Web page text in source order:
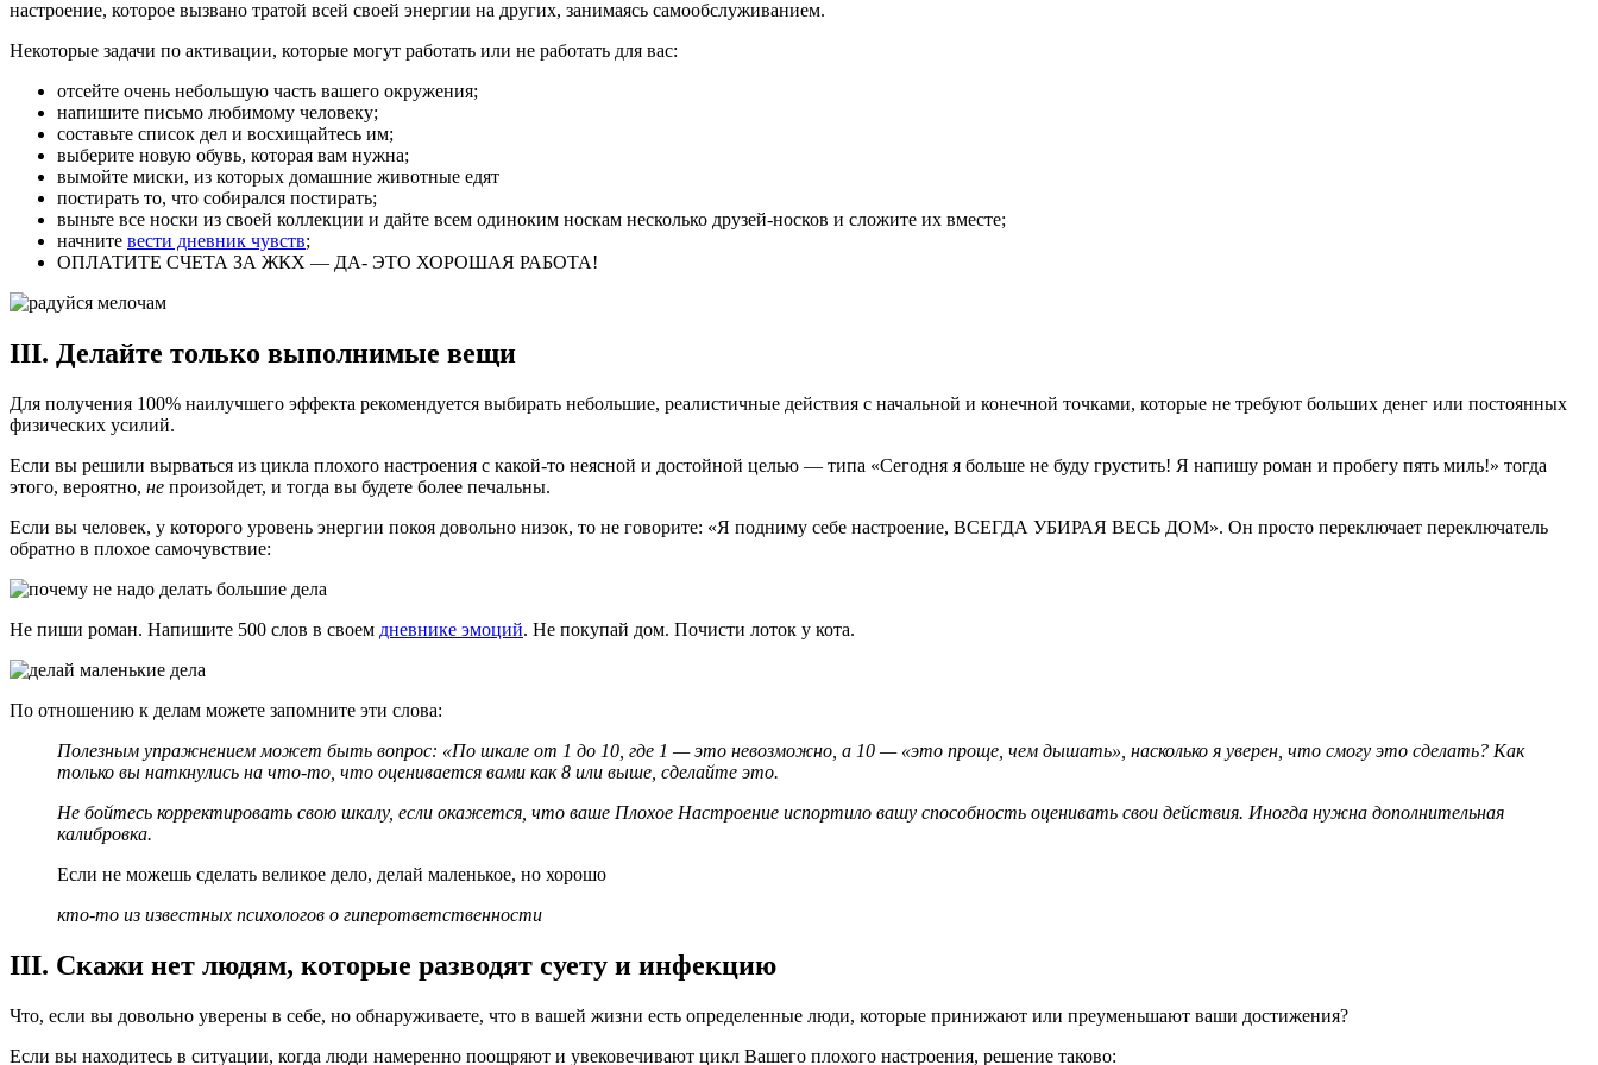
настроение, которое вызвано тратой всей своей энергии на других, занимаясь самообслуживанием.
Некоторые задачи по активации, которые могут работать или не работать для вас:
отсейте очень небольшую часть вашего окружения;
напишите письмо любимому человеку;
составьте список дел и восхищайтесь им;
выберите новую обувь, которая вам нужна;
вымойте миски, из которых домашние животные едят
постирать то, что собирался постирать;
выньте все носки из своей коллекции и дайте всем одиноким носкам несколько друзей-носков и сложите их вместе;
начните вести дневник чувств;
ОПЛАТИТЕ СЧЕТА ЗА ЖКХ — ДА- ЭТО ХОРОШАЯ РАБОТА!
III. Делайте только выполнимые вещи
Для получения 100% наилучшего эффекта рекомендуется выбирать небольшие, реалистичные действия с начальной и конечной точками, которые не требуют больших денег или постоянных
физических усилий.
Если вы решили вырваться из цикла плохого настроения с какой-то неясной и достойной целью — типа «Сегодня я больше не буду грустить! Я напишу роман и пробегу пять миль!» тогда
этого, вероятно, не произойдет, и тогда вы будете более печальны.
Если вы человек, у которого уровень энергии покоя довольно низок, то не говорите: «Я подниму себе настроение, ВСЕГДА УБИРАЯ ВЕСЬ ДОМ». Он просто переключает переключатель
обратно в плохое самочувствие:
Не пиши роман. Напишите 500 слов в своем дневнике эмоций. Не покупай дом. Почисти лоток у кота.
По отношению к делам можете запомните эти слова:
Полезным упражнением может быть вопрос: «По шкале от 1 до 10, где 1 — это невозможно, а 10 — «это проще, чем дышать», насколько я уверен, что смогу это сделать? Как
только вы наткнулись на что-то, что оценивается вами как 8 или выше, сделайте это.
Не бойтесь корректировать свою шкалу, если окажется, что ваше Плохое Настроение испортило вашу способность оценивать свои действия. Иногда нужна дополнительная
калибровка.
Если не можешь сделать великое дело, делай маленькое, но хорошо
кто-то из известных психологов о гиперответственности
III. Скажи нет людям, которые разводят суету и инфекцию
Что, если вы довольно уверены в себе, но обнаруживаете, что в вашей жизни есть определенные люди, которые принижают или преуменьшают ваши достижения?
Если вы находитесь в ситуации, когда люди намеренно поощряют и увековечивают цикл Вашего плохого настроения, решение таково: